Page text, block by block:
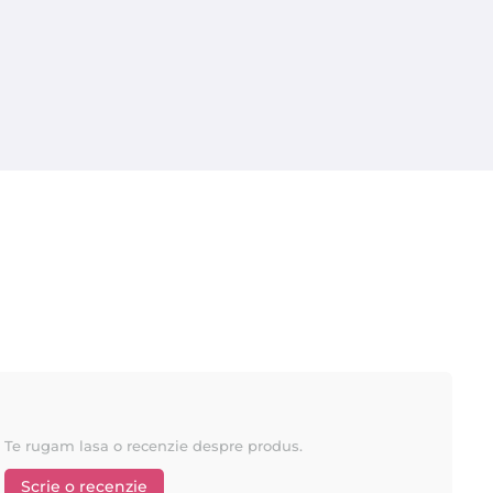
Te rugam lasa o recenzie despre produs.
Scrie o recenzie